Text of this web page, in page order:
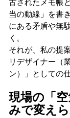
古されたメモ帳
当の動線」を書
にある矛盾や無
く。
それが、私の提
リデザイナー（
ン）」としての
現場の「
みで変え